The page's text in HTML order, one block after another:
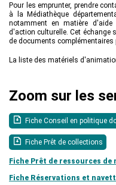
Pour les emprunter, prendre
à la Médiathèque
notamment en matière
d'action culturelle. Cet échange
de documents complémentaires
La liste des matériels
Zoom sur les
Fiche Conseil en politique
Fiche Prêt de collections
Fiche Prêt de ressources de
Fiche Réservations et